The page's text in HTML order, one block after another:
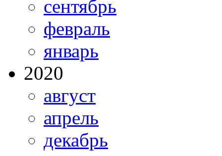
сентябрь
февраль
январь
2020
август
апрель
декабрь